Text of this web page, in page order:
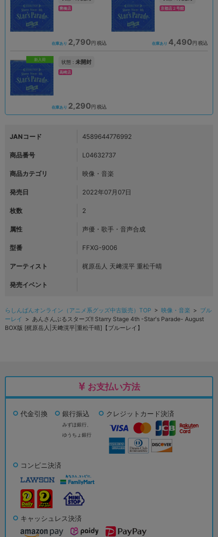
豊橋店
在庫あり 2,790円 税込
京都店２号館
在庫あり 4,490円 税込
新入荷 状態 : 未開封
高崎店
在庫あり 2,290円 税込
JANコード 4589644776992
商品番号 L04632737
商品カテゴリ 映像・音楽
発売日 2022年07月07日
枚数 2
属性 声優・歌手・音声合成
型番 FFXG-9006
アーティスト 梶原岳人 天﨑滉平 重松千晴
発売イベント
らしんばんオンライン（アニメ系グッズ中古販売）TOP > 映像・音楽 > ブル
ーレイ > あんさんぶるスターズ!! Starry Stage 4th -Star's Parade- August
BOX版 [梶原岳人|天﨑滉平|重松千晴]【ブルーレイ】
お支払い方法
代金引換 銀行振込
みずほ銀行、
ゆうちょ銀行
クレジットカード決済
コンビニ決済
キャッシュレス決済